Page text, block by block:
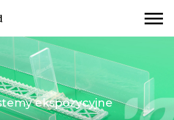
ekspozycyjne
ekspozycyjne
ekspozycyjne